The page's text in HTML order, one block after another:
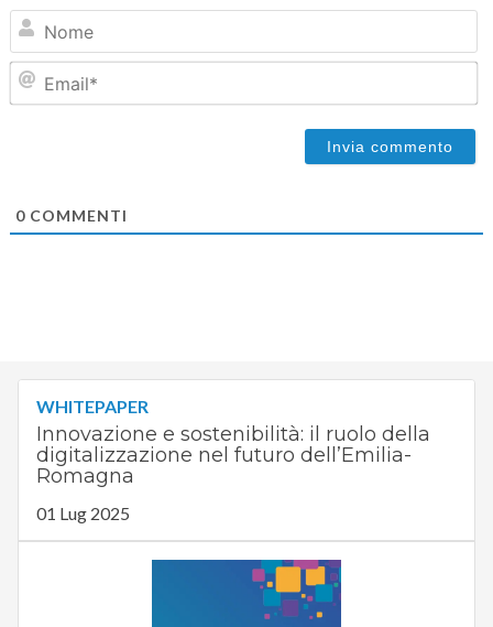
0COMMENTI
WHITEPAPER
Innovazione e sostenibilità: il ruolo della
digitalizzazione nel futuro dell’Emilia-
Romagna
01 Lug 2025